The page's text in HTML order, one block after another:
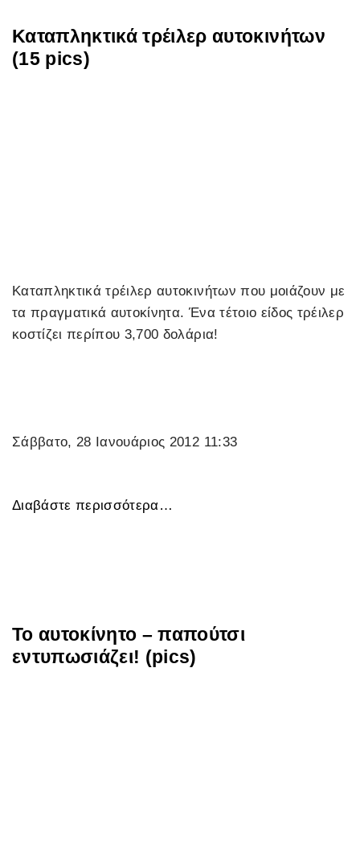
Καταπληκτικά τρέιλερ αυτοκινήτων
(15 pics)
Καταπληκτικά τρέιλερ αυτοκινήτων που μοιάζουν με
τα πραγματικά αυτοκίνητα. Ένα τέτοιο είδος τρέιλερ
κοστίζει περίπου 3,700 δολάρια!
Σάββατο, 28 Ιανουάριος 2012 11:33
Διαβάστε περισσότερα…
Το αυτοκίνητο – παπούτσι
εντυπωσιάζει! (pics)